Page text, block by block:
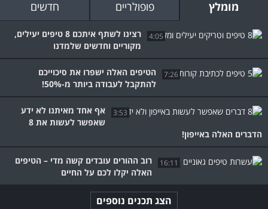
מומלץ פופולריים חדשים
4:05
רצינו לשתף איתכם 8 טיפים יעילים,
מקוריים וחדשים שלמדנו
7:26
הטיפים האלה ישפרו את סיכוייכם
להתקבל לעבודה ביותר מ-50%!
3:53
אף אחד מאיתנו לא ידע
שאפשר לעשות את 8
הדברים האלה באייפון!
16:11
רוב ההורים עובדים קשה מדי – הטיפים
האלה יקלו לכם על החיים
הצג תכנים נוספים